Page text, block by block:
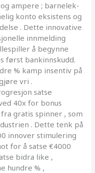
ampere ; barnelek-
konto eksistens og
. Dette innovative
innmelding
å begynne
først bankinnskudd.
% kamp insentiv på
vri .
satse
40x for bonus
gratis spinner , som
. Dette tenk på
innover stimulering
for å satse €4000
bidra like ,
hundre % ,